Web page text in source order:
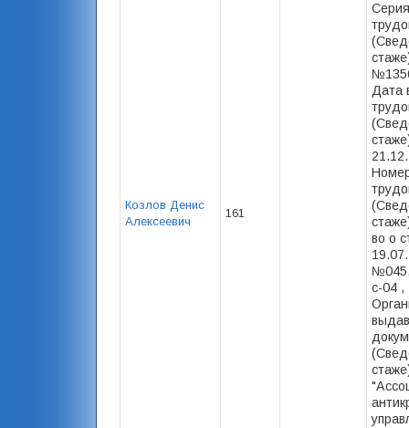
Козлов Денис
Алексеевич
161
Дата
во о
с-04 ,